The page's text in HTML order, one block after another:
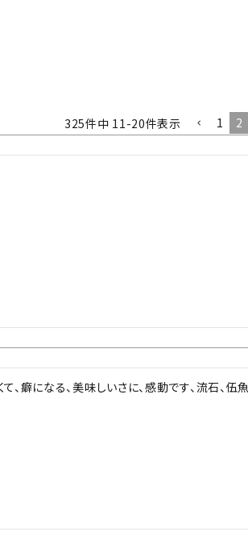
325件中 11 -20件表示 1 2
、癖になる、美味しいさに、感動です、流石、伍